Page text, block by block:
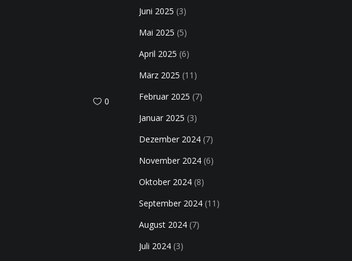
0
Juni 2025 (3)
Mai 2025 (5)
April 2025 (6)
März 2025 (11)
Februar 2025 (7)
Januar 2025 (3)
Dezember 2024(7)
November 2024(6)
Oktober 2024(8)
September 2024(11)
August 2024(7)
Juli 2024(3)